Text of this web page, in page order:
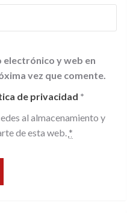
y web en
vez que comente.
de privacidad *
al almacenamiento y
de esta web. *